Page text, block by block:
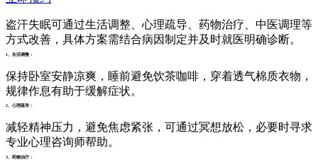
盗汗失眠可通过生活调整、心理疏导、药物治疗、中医调理等
方式改善，具体方案需结合病因制定并及时就医明确诊断。
1、生活调整：
保持卧室安静凉爽，睡前避免饮茶咖啡，穿着透气棉质衣物，
规律作息有助于缓解症状。
2、心理疏导：
减轻精神压力，避免焦虑紧张，可通过冥想放松，必要时寻求
专业心理咨询师帮助。
3、药物治疗：